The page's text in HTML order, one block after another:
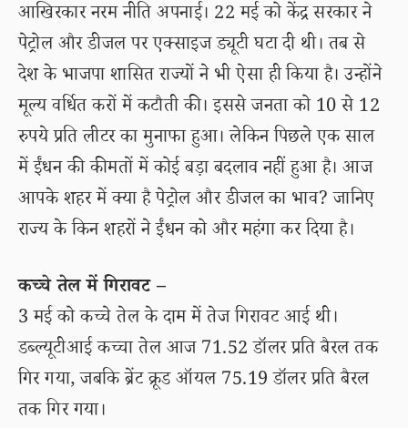
आखिरकार नरम नीति अपनाई। 22 मई को केंद्र सरकार ने
पेट्रोल और डीजल पर एक्साइज ड्यूटी घटा दी थी। तब से
देश के भाजपा शासित राज्यों ने भी ऐसा ही किया है। उन्होंने
मूल्य वर्धित करों में कटौती की। इससे जनता को 10 से 12
रुपये प्रति लीटर का मुनाफा हुआ। लेकिन पिछले एक साल
में ईंधन की कीमतों में कोई बड़ा बदलाव नहीं हुआ है। आज
आपके शहर में क्या है पेट्रोल और डीजल का भाव? जानिए
राज्य के किन शहरों ने ईंधन को और महंगा कर दिया है।
कच्चे तेल में गिरावट –
3 मई को कच्चे तेल के दाम में तेज गिरावट आई थी।
डब्ल्यूटीआई कच्चा तेल आज 71.52 डॉलर प्रति बैरल तक
गिर गया, जबकि ब्रेंट क्रूड ऑयल 75.19 डॉलर प्रति बैरल
तक गिर गया।